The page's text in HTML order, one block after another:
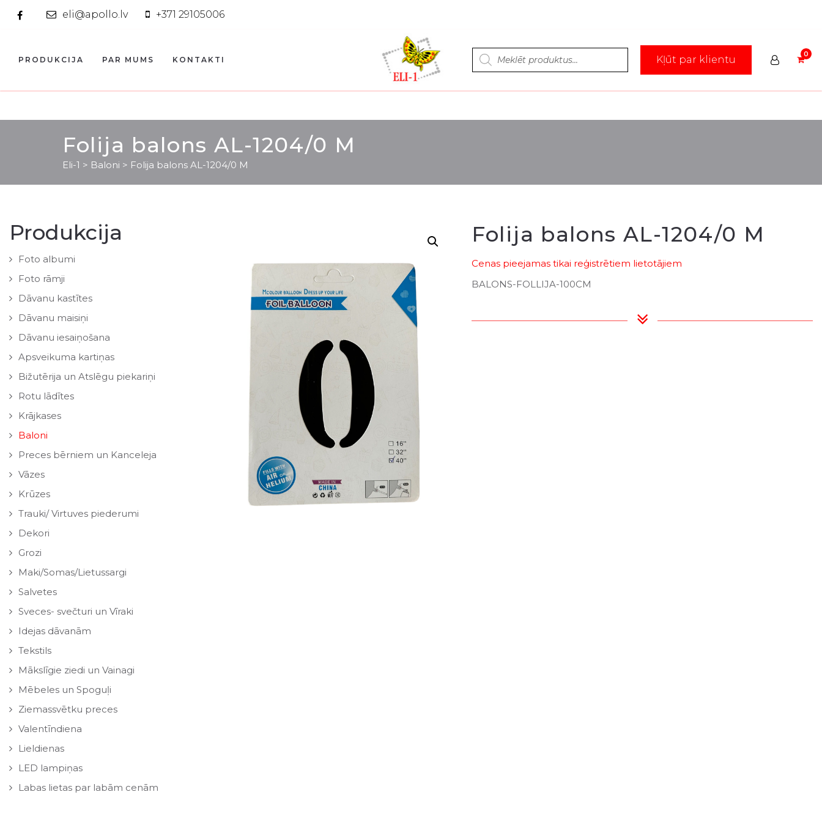
eli@apollo.lv +371 29105006
Products
search Kļūt par klientu
PRODUKCIJA PAR MUMS KONTAKTI
Folija balons AL-1204/0 M
Eli-1 > Baloni > Folija balons AL-1204/0 M
Produkcija
Foto albumi
Foto rāmji
Dāvanu kastītes
Dāvanu maisiņi
Dāvanu iesaiņošana
Apsveikuma kartiņas
Bižutērija un Atslēgu piekariņi
Rotu lādītes
Krājkases
Baloni
Preces bērniem un Kanceleja
Vāzes
Krūzes
Trauki/ Virtuves piederumi
Dekori
Grozi
Maki/Somas/Lietussargi
Salvetes
Sveces- svečturi un Vīraki
Idejas dāvanām
Tekstils
Mākslīgie ziedi un Vainagi
Mēbeles un Spoguļi
Ziemassvētku preces
Valentīndiena
Lieldienas
LED lampiņas
Labas lietas par labām cenām
Folija balons AL-1204/0 M
Cenas pieejamas tikai reģistrētiem lietotājiem
BALONS-FOLLIJA-100CM